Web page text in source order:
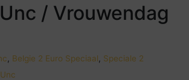
/ Vrouwendag
Belgie 2 Euro Speciaal
Speciale 2